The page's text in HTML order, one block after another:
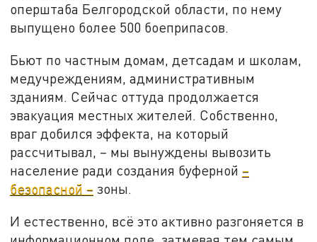
оперштаба Белгородской области, по нему
выпущено более 500 боеприпасов.
Бьют по частным домам, детсадам и школам,
медучреждениям, административным
зданиям. Сейчас оттуда продолжается
эвакуация местных жителей. Собственно,
враг добился эффекта, на который
рассчитывал, – мы вынуждены вывозить
население ради создания буферной –
безопасной – зоны.
И естественно, всё это активно разгоняется в